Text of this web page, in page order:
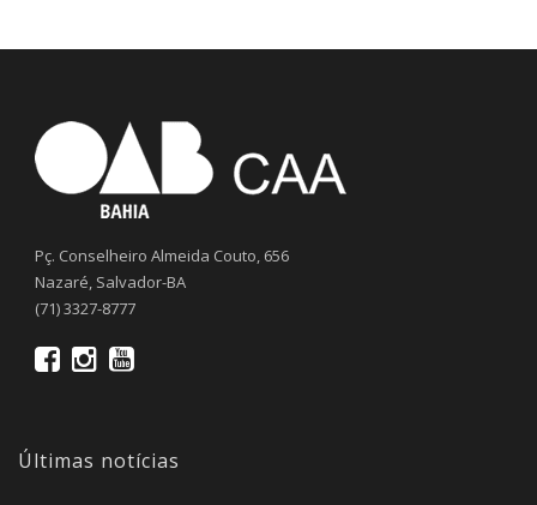
Pç. Conselheiro Almeida Couto, 656
Nazaré, Salvador-BA
(71) 3327-8777
Últimas notícias